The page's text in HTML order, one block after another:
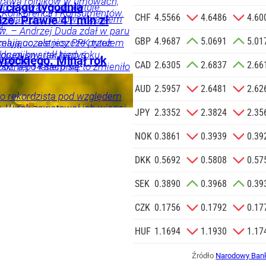
o.o. w imieniu
zlecenie jej
wyzwań – akcentuje.
przed porównywaniem
– Andrzej Duda zdał w paru
ale jeszcze przez
jak kiedyś
a po latach się to zmieniło
Andrzeja Dudy.
i Konsumentów.
ciągu tygodnia
Prawie 41 mln zł
uczestnicy PPK tytułem
kwartał tego roku.
14 sierpnia.
Minął rok
rekordzista pod względem
W rok zawetował ich więcej
CHF 4.5566 4.6486
GBP 4.9687 5.0691
CAD 2.6305 2.6837
AUD 2.5957 2.6481
JPY 2.3352 2.3824
NOK 0.3861 0.3939
DKK 0.5692 0.5808
SEK 0.3890 0.3968
CZK 0.1756 0.1792
HUF 1.1694 1.1930
Źródło Narodowy